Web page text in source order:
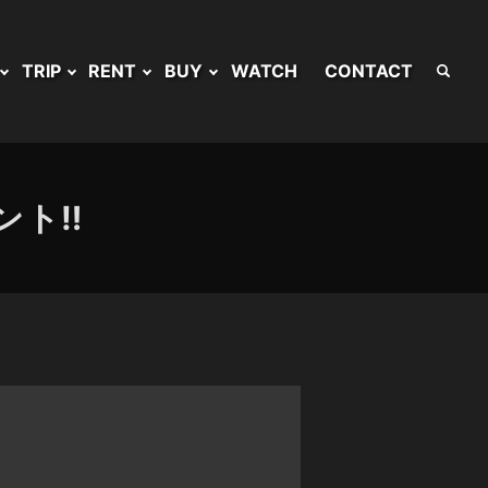
TRIP RENT BUY WATCH CONTACT
ト‼︎